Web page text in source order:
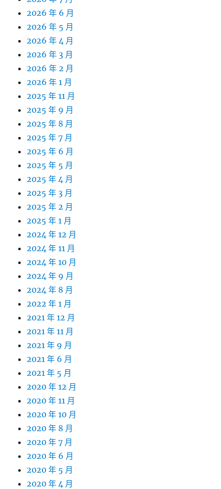
2026 年 6 月
2026 年 5 月
2026 年 4 月
2026 年 3 月
2026 年 2 月
2026 年 1 月
2025 年 11 月
2025 年 9 月
2025 年 8 月
2025 年 7 月
2025 年 6 月
2025 年 5 月
2025 年 4 月
2025 年 3 月
2025 年 2 月
2025 年 1 月
2024 年 12 月
2024 年 11 月
2024 年 10 月
2024 年 9 月
2024 年 8 月
2022 年 1 月
2021 年 12 月
2021 年 11 月
2021 年 9 月
2021 年 6 月
2021 年 5 月
2020 年 12 月
2020 年 11 月
2020 年 10 月
2020 年 8 月
2020 年 7 月
2020 年 6 月
2020 年 5 月
2020 年 4 月